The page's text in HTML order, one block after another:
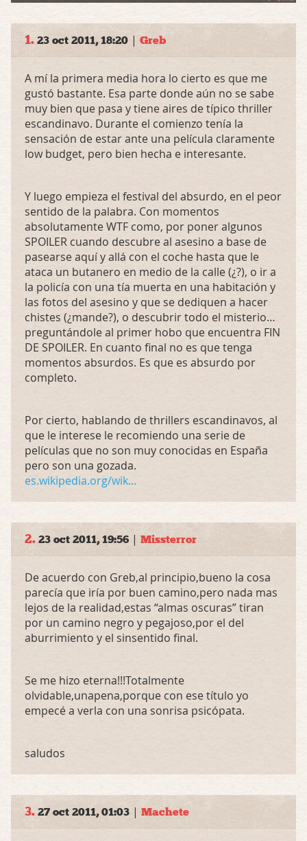
1. 23 oct 2011, 18:20 | Greb
A mí la primera media hora lo cierto es que me
gustó bastante. Esa parte donde aún no se sabe
muy bien que pasa y tiene aires de típico thriller
escandinavo. Durante el comienzo tenía la
sensación de estar ante una película claramente
low budget, pero bien hecha e interesante.
Y luego empieza el festival del absurdo, en el peor
sentido de la palabra. Con momentos
absolutamenteWTF como, por poner algunos
SPOILER cuando descubre al asesino a base de
pasearse aquí y allá con el coche hasta que le
ataca un butanero en medio de la calle (¿?), o ir a
la policía con una tía muerta en una habitación y
las fotos del asesino y que se dediquen a hacer
chistes (¿mande?), o descubrir todo el misterio…
preguntándole al primer hobo que encuentra FIN
DE SPOILER. En cuanto final no es que tenga
momentos absurdos. Es que es absurdo por
completo.
Por cierto, hablando de thrillers escandinavos, al
que le interese le recomiendo una serie de
películas que no son muy conocidas en España
pero son una gozada.
es.wikipedia.org/wik…
2. 23 oct 2011, 19:56 | Missterror
De acuerdo con Greb,al principio,bueno la cosa
parecía que iría por buen camino,pero nada mas
lejos de la realidad,estas “almas oscuras” tiran
por un camino negro y pegajoso,por el del
aburrimiento y el sinsentido final.
Se me hizo eterna!!!Totalmente
olvidable,unapena,porque con ese título yo
empecé a verla con una sonrisa psicópata.
saludos
3. 27 oct 2011, 01:03 | Machete